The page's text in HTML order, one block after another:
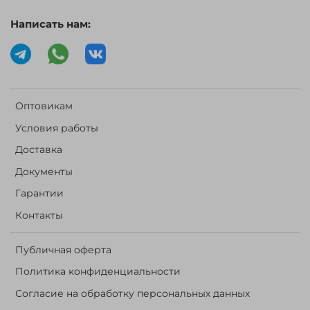
Оптовикам
Условия работы
Доставка
Документы
Гарантии
Контакты
Публичная оферта
Политика конфиденциальности
Согласие на обработку персональных данных
Написать нам: